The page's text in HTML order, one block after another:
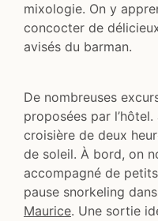
mixologie. On y
concocter de
avisés du barman.
De nombreuses
proposées par
croisière de deux
de soleil. À bord, on
accompagné de
pause snorkeling
Maurice. Une sortie